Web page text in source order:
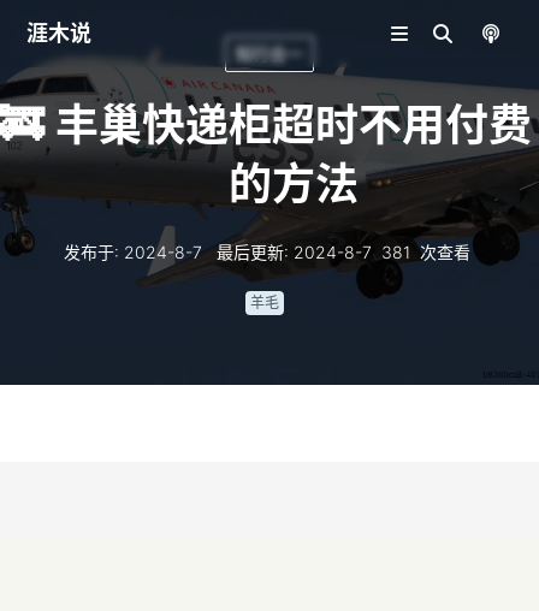
涯木说
知行合一
🚒 丰巢快递柜超时不用付费
的方法
发布于: 2024-8-7 最后更新: 2024-8-7 381 次查看
羊毛